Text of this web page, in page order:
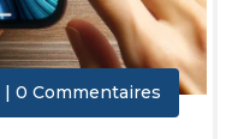
| 0 Commentaires